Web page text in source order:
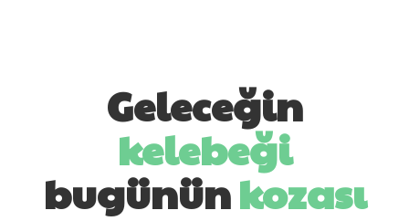
Geleceğin
kelebeği
bugününkozası